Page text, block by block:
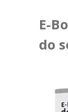
E-
do